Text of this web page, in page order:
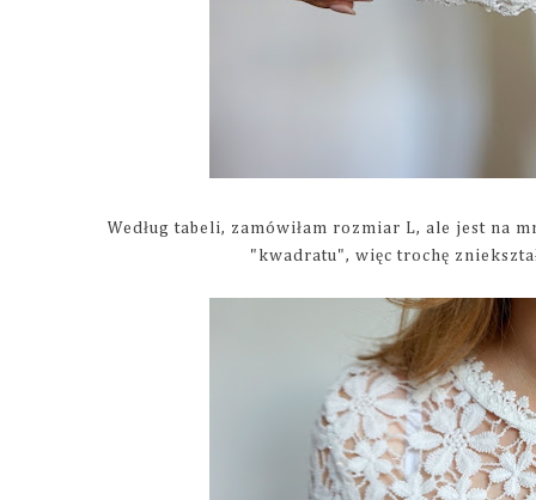
Według tabeli, zamówiłam rozmiar L, ale jest na
"kwadratu", więc trochę